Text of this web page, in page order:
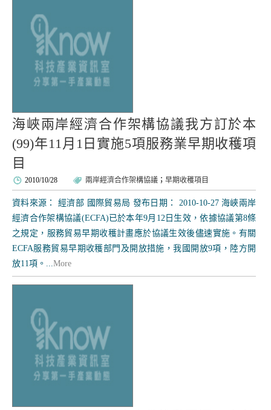
海峽兩岸經濟合作架構協議我方訂於本
(99)年11月1日實施5項服務業早期收穫項
目
2010/10/28 兩岸經濟合作架構協議 ； 早期收穫項目
資料來源： 經濟部 國際貿易局 發布日期： 2010-10-27 海峽兩岸
經濟合作架構協議(ECFA)已於本年9月12日生效，依據協議第8條
之規定，服務貿易早期收穫計畫應於協議生效後儘速實施。有關
ECFA服務貿易早期收穫部門及開放措施，我國開放9項，陸方開
放11項。...More